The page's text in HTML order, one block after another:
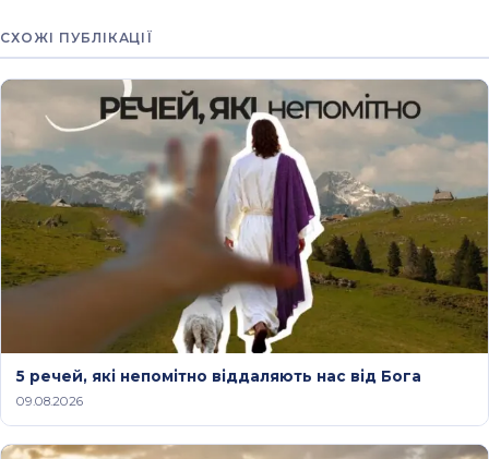
СХОЖІ ПУБЛІКАЦІЇ
5 речей, які непомітно віддаляють нас від Бога
09.08.2026